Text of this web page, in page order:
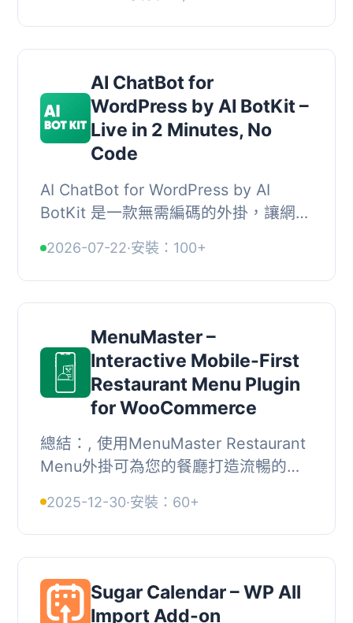
Moodle用戶，您是否創建課程並想要
與WordPress/WooComm...
AI ChatBot for
WordPress by AI BotKit –
Live in 2 Minutes, No
Code
AI ChatBot for WordPress by AI
BotKit 是一款無需編碼的外掛，讓網站
練的 AI 聊天機器人。此聊天機器人能
理解訪客問題...
2026-07-22·安裝：100+
MenuMaster –
Interactive Mobile-First
Restaurant Menu Plugin
for WooCommerce
總結：, 使用MenuMaster Restaurant
Menu外掛可為您的餐廳打造流暢的數
強化顧客瀏覽菜單的方式，完美整合了
WooCommerce，...
2025-12-30·安裝：60+
Sugar Calendar – WP All
Import Add-on